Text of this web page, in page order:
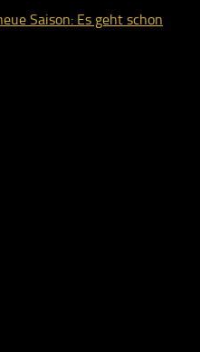
Saison: Es geht schon